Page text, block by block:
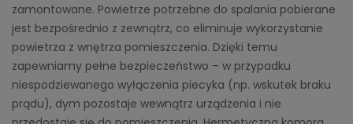
zamontowane. Powietrze potrzebne do spalania pobierane
jest bezpośrednio z zewnątrz, co eliminuje wykorzystanie
powietrza z wnętrza pomieszczenia. Dzięki temu
zapewniamy pełne bezpieczeństwo – w przypadku
niespodziewanego wyłączenia piecyka (np. wskutek braku
prądu), dym pozostaje wewnątrz urządzenia i nie